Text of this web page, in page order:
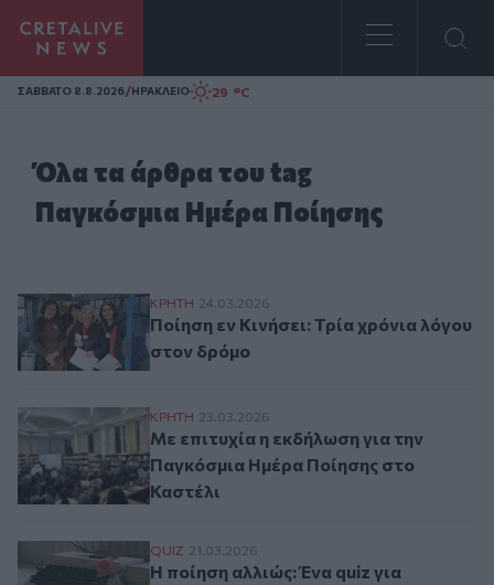
Homepage
ΣAΒΒΑΤΟ 8.8.2026/ΗΡΑΚΛΕΙΟ 29 °C
Όλα τα άρθρα του tag
Παγκόσμια Ημέρα Ποίησης
Ποίηση εν Κινήσει: Τρία χρόνια λόγου
ΚΡΗΤΗ 24.03.2026
Ποίηση εν Κινήσει: Τρία χρόνια λόγου
στον δρόμο
Με επιτυχία η εκδήλωση για την
ΚΡΗΤΗ 23.03.2026
Με επιτυχία η εκδήλωση για την
Παγκόσμια Ημέρα Ποίησης στο
Καστέλι
Η ποίηση αλλιώς: Ένα quiz για
QUIZ 21.03.2026
Η ποίηση αλλιώς: Ένα quiz για